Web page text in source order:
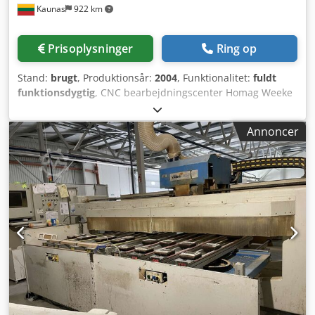
Bearbejdningsområde i Y – 1.550 mm Hastighed i X-Y 80
mm Fræsemotoreffekt 17,5 HK (S1) Omdrejningstal
fræsemotor 1.500 – 24.000 Boreaggregat 3 HK
positioner Vakuumpumpe 100 m³ Udsugning 250 mm
Luftkapacitet 4.500 m³/t Lufthastighed 30 m/sek Trykluft 7
bar Trykluftforbrug 300-500 ltr./min. Sikring 40 Amp. Vægt
7.000 kg Dedovu U Itopfx Accskr (Alle ændringer og fejl i
tekniske data, oplysninger og priser forbeholdes. Salg
forbeholdt mellemsalg. Ingen garanti for trykte data!) De
bedste træbearbejdningsmaskiner fra Holland De bedste
brugte maskiner fra Nederlandene
Kaunas 922 km
Prisoplysninger Ring op
Stand: brugt, Produktionsår: 2004, Funktionalitet: fuldt
funktionsdygtig, CNC bearbejdningscenter Homag Weeke
Optimat BHC Venture 3, årgang 2004, til salg! Djdpfx Ajx Ey
H Ijccjkr
Annoncer